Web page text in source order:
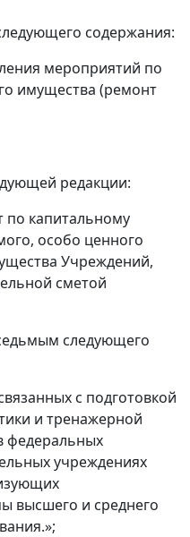
содержания:
мероприятий по
имущества (ремонт
редакции:
по капитальному
особо ценного
Учреждений,
сметой
следующего
с подготовкой
и тренажерной
федеральных
учреждениях
высшего и среднего